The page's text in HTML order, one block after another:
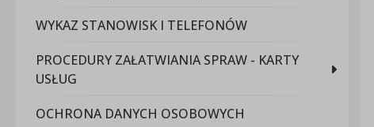
WYKAZ STANOWISK I TELEFONÓW
PROCEDURY ZAŁATWIANIA SPRAW - KARTY
USŁUG
OCHRONA DANYCH OSOBOWYCH